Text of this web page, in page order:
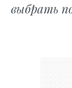
выбрать